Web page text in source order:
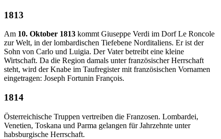
1813
Am 10. Oktober 1813 kommt Giuseppe Verdi im Dorf Le Roncole
zur Welt, in der lombardischen Tiefebene Norditaliens. Er ist der
Sohn von Carlo und Luigia. Der Vater betreibt eine kleine
Wirtschaft. Da die Region damals unter französischer Herrschaft
steht, wird der Knabe im Taufregister mit französischen Vornamen
eingetragen: Joseph Fortunin François.
1814
Österreichische Truppen vertreiben die Franzosen. Lombardei,
Venetien, Toskana und Parma gelangen für Jahrzehnte unter
habsburgische Herrschaft.